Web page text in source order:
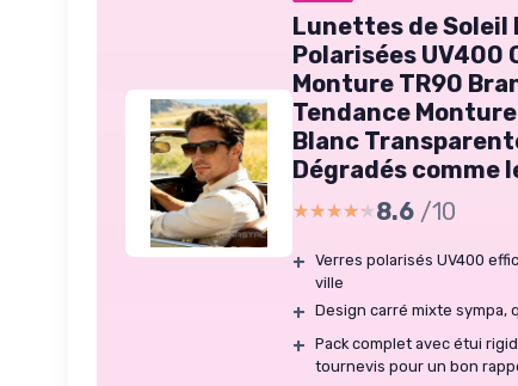
Lunettes de Soleil
Polarisées UV400
Monture TR90
Tendance
Blanc
Dégradés comme
★★★★★
★★★★★8.6 /10
+ Verres polarisés UV400
ville
+ Design carré mixte sympa,
+ Pack complet avec étui
tournevis pour un bon